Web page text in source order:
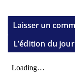
L’édition du jour